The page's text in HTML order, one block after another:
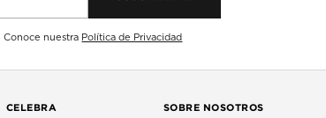
Conoce nuestra Política de Privacidad
CELEBRA SOBRE NOSOTROS